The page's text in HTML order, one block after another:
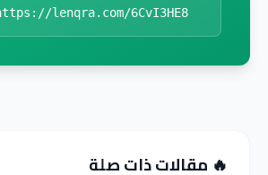
🔥 مقالات ذات صلة